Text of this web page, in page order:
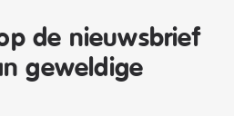
de nieuwsbrief
geweldige